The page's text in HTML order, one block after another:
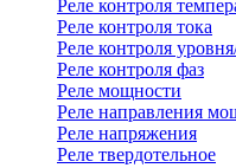
Реле контроля
Реле контроля тока
Реле контроля
Реле контроля фаз
Реле мощности
Реле направления
Реле напряжения
Реле твердотельное